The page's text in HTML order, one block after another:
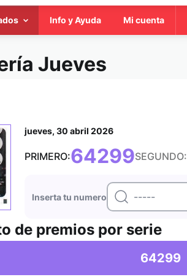
Info y Ayuda Mi cuenta
Jueves
jueves, 30 abril 2026
PRIMERO:64299SEGUNDO:
Inserta tu numero
de premios por serie
64299